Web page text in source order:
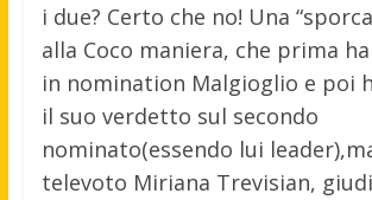
i due? Certo che no! Una
alla Coco maniera, che prima
in nomination Malgioglio e poi
il suo verdetto sul secondo
nominato(essendo lui
televoto Miriana Trevisian,